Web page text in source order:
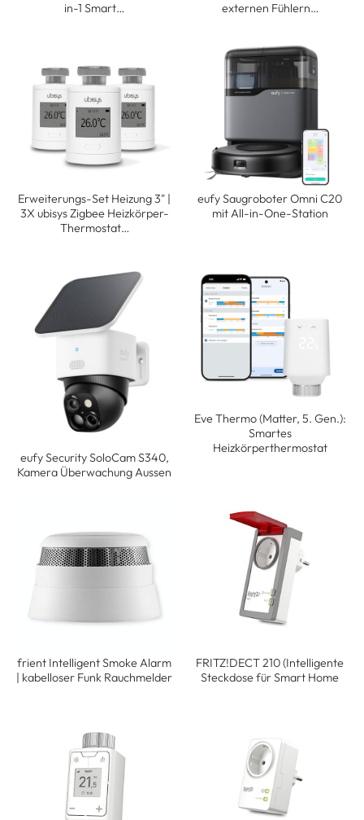
in-1 Smart…
externen Fühlern…
Erweiterungs-Set Heizung 3" |
3X ubisys Zigbee Heizkörper-
Thermostat…
eufy Saugroboter Omni C20
mit All-in-One-Station
eufy Security SoloCam S340,
Kamera Überwachung Aussen
Eve Thermo (Matter, 5. Gen.):
Smartes
Heizkörperthermostat
frient Intelligent Smoke Alarm
| kabelloser Funk Rauchmelder
FRITZ!DECT 210 (Intelligente
Steckdose für Smart Home